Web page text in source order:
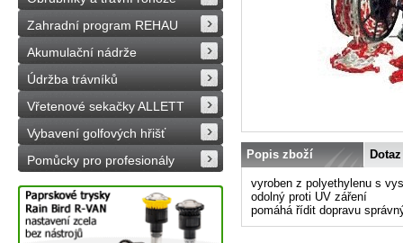
Zahradní program REHAU
Akumulační nádrže
Údržba trávníků
Vřetenové sekačky ALLETT
Vybavení golfových hřišť
Pomůcky pro profesionály
Popis zboží
vyroben z polyethylenu s
odolný proti UV záření
pomáhá řídit dopravu